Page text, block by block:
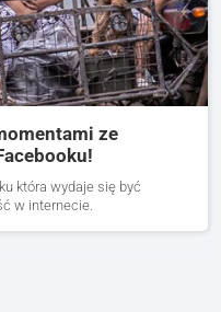
ze
która wydaje się być
w internecie.